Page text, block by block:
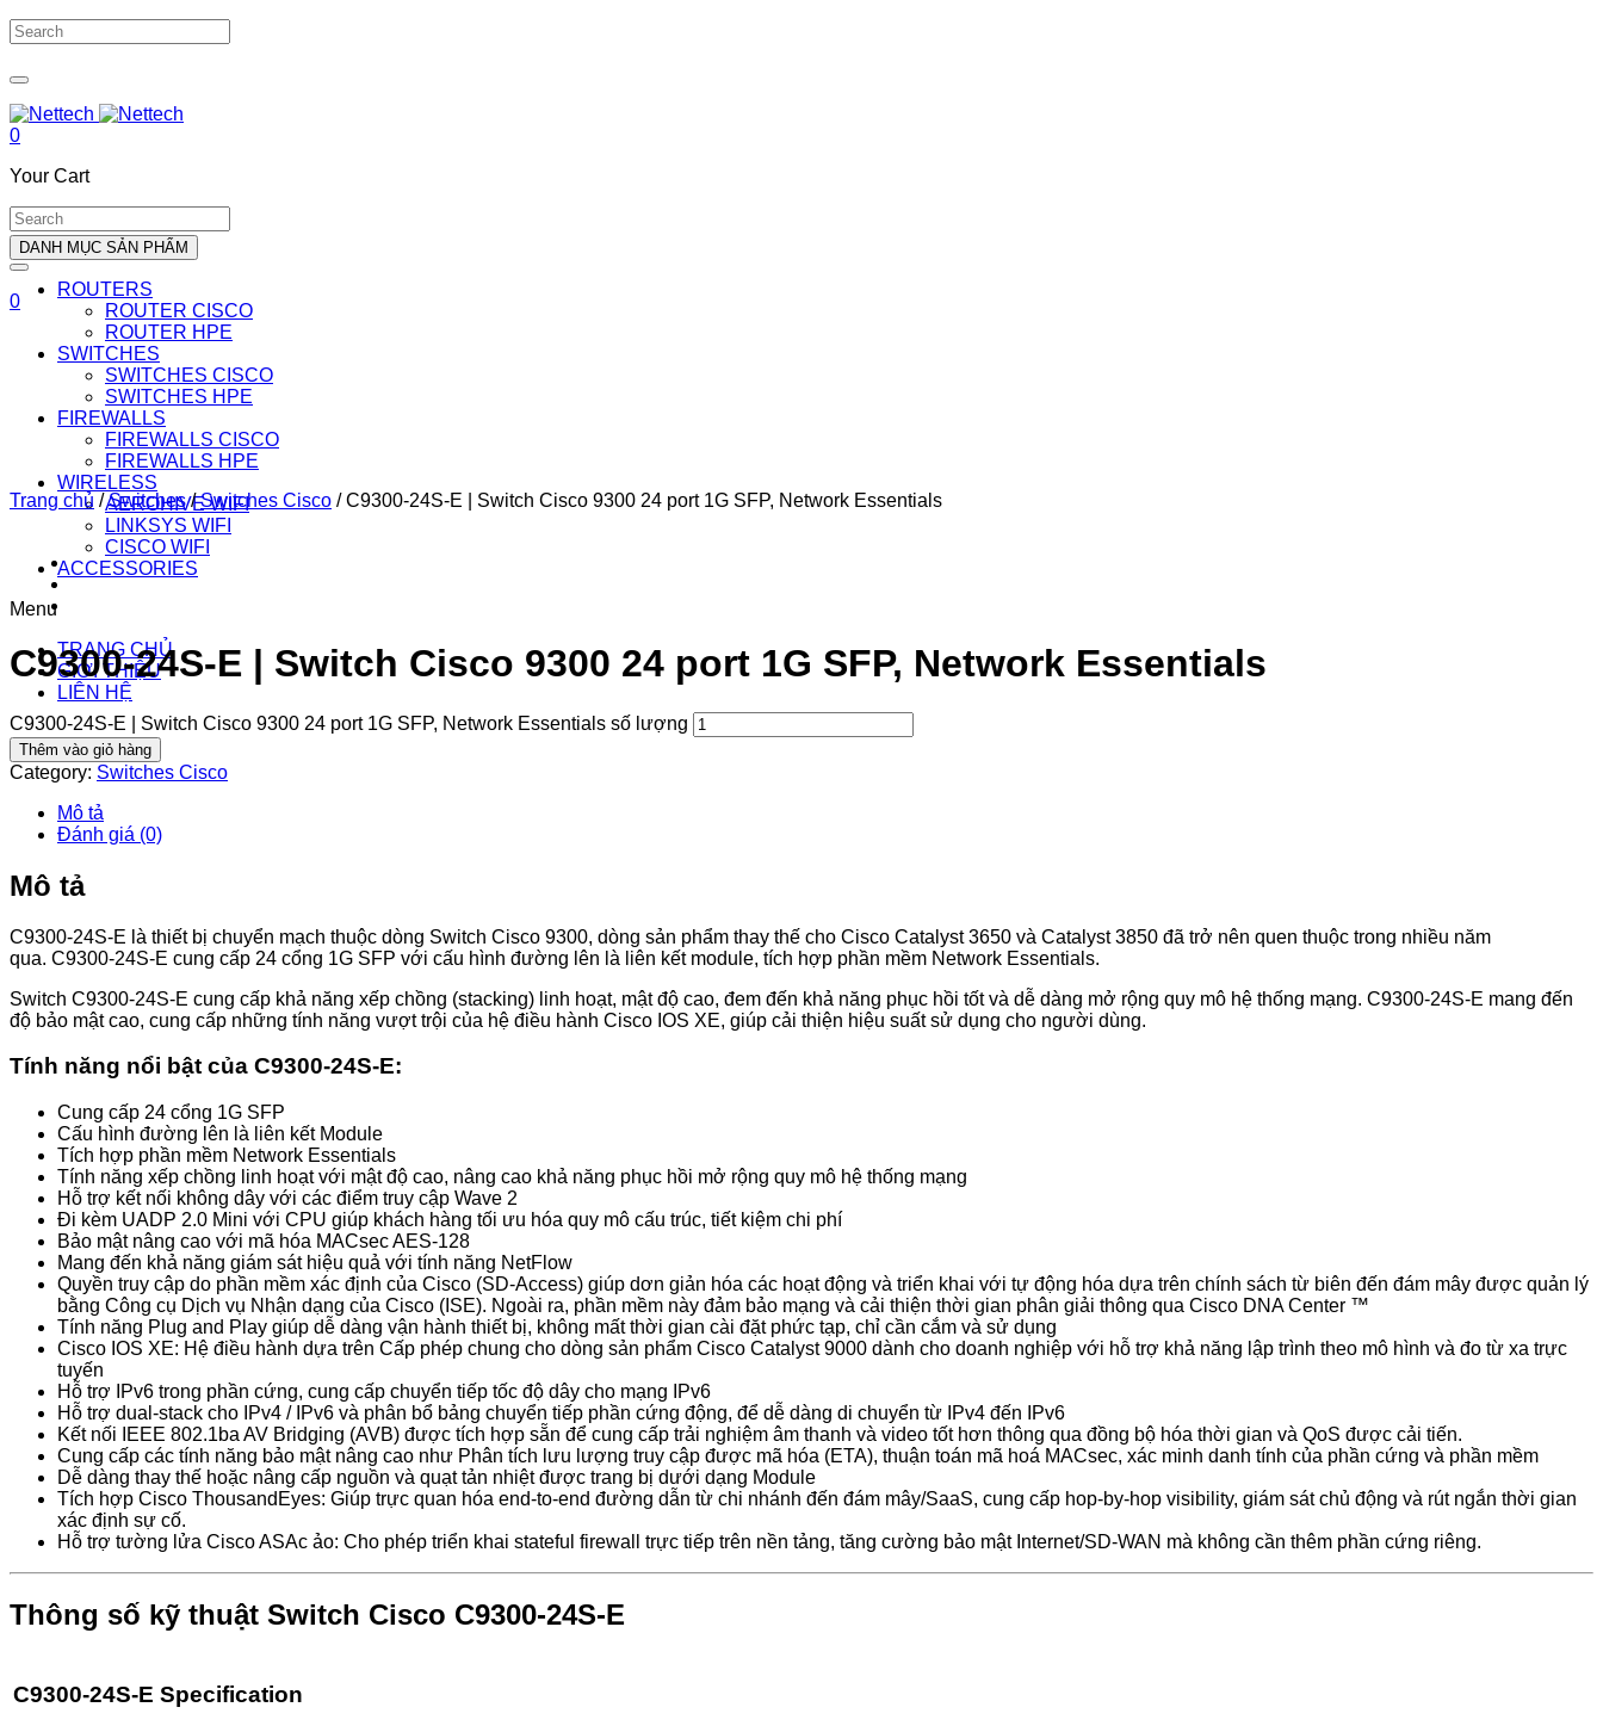
0
Your Cart
0
DANH MỤC SẢN PHẨM
ROUTERS
ROUTER CISCO
ROUTER HPE
SWITCHES
SWITCHES CISCO
SWITCHES HPE
FIREWALLS
FIREWALLS CISCO
FIREWALLS HPE
WIRELESS
AEROHIVE WIFI
LINKSYS WIFI
CISCO WIFI
ACCESSORIES
Menu
TRANG CHỦ
GIỚI THIỆU
LIÊN HỆ
Trang chủ /Switches/Switches Cisco /C9300-24S-E | Switch Cisco 9300 24 port 1G SFP, Network Essentials
C9300-24S-E | Switch Cisco 9300 24 port 1G SFP, Network Essentials
C9300-24S-E | Switch Cisco 9300 24 port 1G SFP, Network Essentials số lượng
Thêm vào giỏ hàng
Category: Switches Cisco
Mô tả
Đánh giá (0)
Mô tả
C9300-24S-E là thiết bị chuyển mạch thuộc dòng Switch Cisco 9300, dòng sản phẩm thay thế cho Cisco Catalyst 3650 và Catalyst 3850 đã trở nên quen thuộc trong nhiều năm
qua. C9300-24S-E cung cấp 24 cổng 1G SFP với cấu hình đường lên là liên kết module, tích hợp phần mềm Network Essentials.
Switch C9300-24S-E cung cấp khả năng xếp chồng (stacking) linh hoạt, mật độ cao, đem đến khả năng phục hồi tốt và dễ dàng mở rộng quy mô hệ thống mạng. C9300-24S-E mang đến
độ bảo mật cao, cung cấp những tính năng vượt trội của hệ điều hành Cisco IOS XE, giúp cải thiện hiệu suất sử dụng cho người dùng.
Tính năng nổi bật của C9300-24S-E:
Cung cấp 24 cổng 1G SFP
Cấu hình đường lên là liên kết Module
Tích hợp phần mềm Network Essentials
Tính năng xếp chồng linh hoạt với mật độ cao, nâng cao khả năng phục hồi mở rộng quy mô hệ thống mạng
Hỗ trợ kết nối không dây với các điểm truy cập Wave 2
Đi kèm UADP 2.0 Mini với CPU giúp khách hàng tối ưu hóa quy mô cấu trúc, tiết kiệm chi phí
Bảo mật nâng cao với mã hóa MACsec AES-128
Mang đến khả năng giám sát hiệu quả với tính năng NetFlow
Quyền truy cập do phần mềm xác định của Cisco (SD-Access) giúp dơn giản hóa các hoạt động và triển khai với tự động hóa dựa trên chính sách từ biên đến đám mây được quản lý
bằng Công cụ Dịch vụ Nhận dạng của Cisco (ISE). Ngoài ra, phần mềm này đảm bảo mạng và cải thiện thời gian phân giải thông qua Cisco DNA Center ™
Tính năng Plug and Play giúp dễ dàng vận hành thiết bị, không mất thời gian cài đặt phức tạp, chỉ cần cắm và sử dụng
Cisco IOS XE: Hệ điều hành dựa trên Cấp phép chung cho dòng sản phẩm Cisco Catalyst 9000 dành cho doanh nghiệp với hỗ trợ khả năng lập trình theo mô hình và đo từ xa trực
tuyến
Hỗ trợ IPv6 trong phần cứng, cung cấp chuyển tiếp tốc độ dây cho mạng IPv6
Hỗ trợ dual-stack cho IPv4 / IPv6 và phân bổ bảng chuyển tiếp phần cứng động, để dễ dàng di chuyển từ IPv4 đến IPv6
Kết nối IEEE 802.1ba AV Bridging (AVB) được tích hợp sẵn để cung cấp trải nghiệm âm thanh và video tốt hơn thông qua đồng bộ hóa thời gian và QoS được cải tiến.
Cung cấp các tính năng bảo mật nâng cao như Phân tích lưu lượng truy cập được mã hóa (ETA), thuận toán mã hoá MACsec, xác minh danh tính của phần cứng và phần mềm
Dễ dàng thay thế hoặc nâng cấp nguồn và quạt tản nhiệt được trang bị dưới dạng Module
Tích hợp Cisco ThousandEyes: Giúp trực quan hóa end-to-end đường dẫn từ chi nhánh đến đám mây/SaaS, cung cấp hop-by-hop visibility, giám sát chủ động và rút ngắn thời gian
xác định sự cố.
Hỗ trợ tường lửa Cisco ASAc ảo: Cho phép triển khai stateful firewall trực tiếp trên nền tảng, tăng cường bảo mật Internet/SD-WAN mà không cần thêm phần cứng riêng.
Thông số kỹ thuật Switch Cisco C9300-24S-E
C9300-24S-E Specification